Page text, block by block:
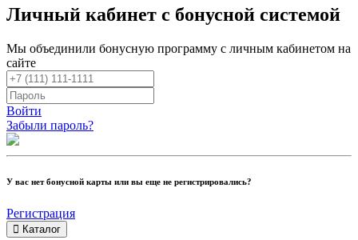
Личный кабинет с бонусной системой
Мы объединили бонусную программу с личным кабинетом на
сайте
Войти
Забыли пароль?
У вас нет бонусной карты или вы еще не регистрировались?
Регистрация
Каталог